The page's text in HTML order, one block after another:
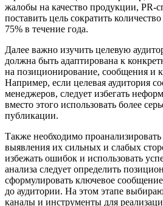
жалобы на качество продукции, PR-
поставить цель сократить
75% в течение года.
Далее важно изучить целевую
должна быть адаптирована к
на позиционирование, сообщения и
Например, если целевая аудитория
менеджеров, следует избегать
вместо этого использовать более
публикации.
Также необходимо
выявления их сильных и слабых
избежать ошибок и использовать
анализа следует определить
сформулировать ключевое
до аудитории. На этом этапе
каналы и инструменты для